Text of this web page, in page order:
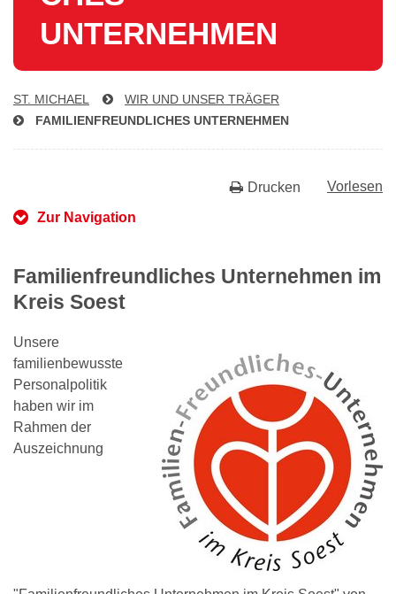
UNTERNEHMEN
ST. MICHAEL
WIR UND UNSER TRÄGER
FA­MI­LI­EN­FREUND­LI­CHES UNTERNEHMEN
Vorlesen
Drucken
Zur Navigation
Familienfreundliches Unternehmen im
Kreis Soest
Unsere
familienbewusste
Personalpolitik
haben wir im
Rahmen der
Auszeichnung